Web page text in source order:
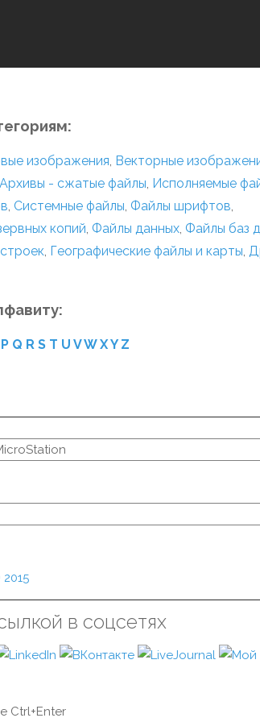
изображения, Векторные
Архивы - сжатые файлы, Исполняемые
, Системные файлы, Файлы шрифтов,
копий, Файлы данных, Файлы баз
, Географические файлы и карты,
P Q R S T U VW XY Z
в соцсетях
Ctrl+Enter